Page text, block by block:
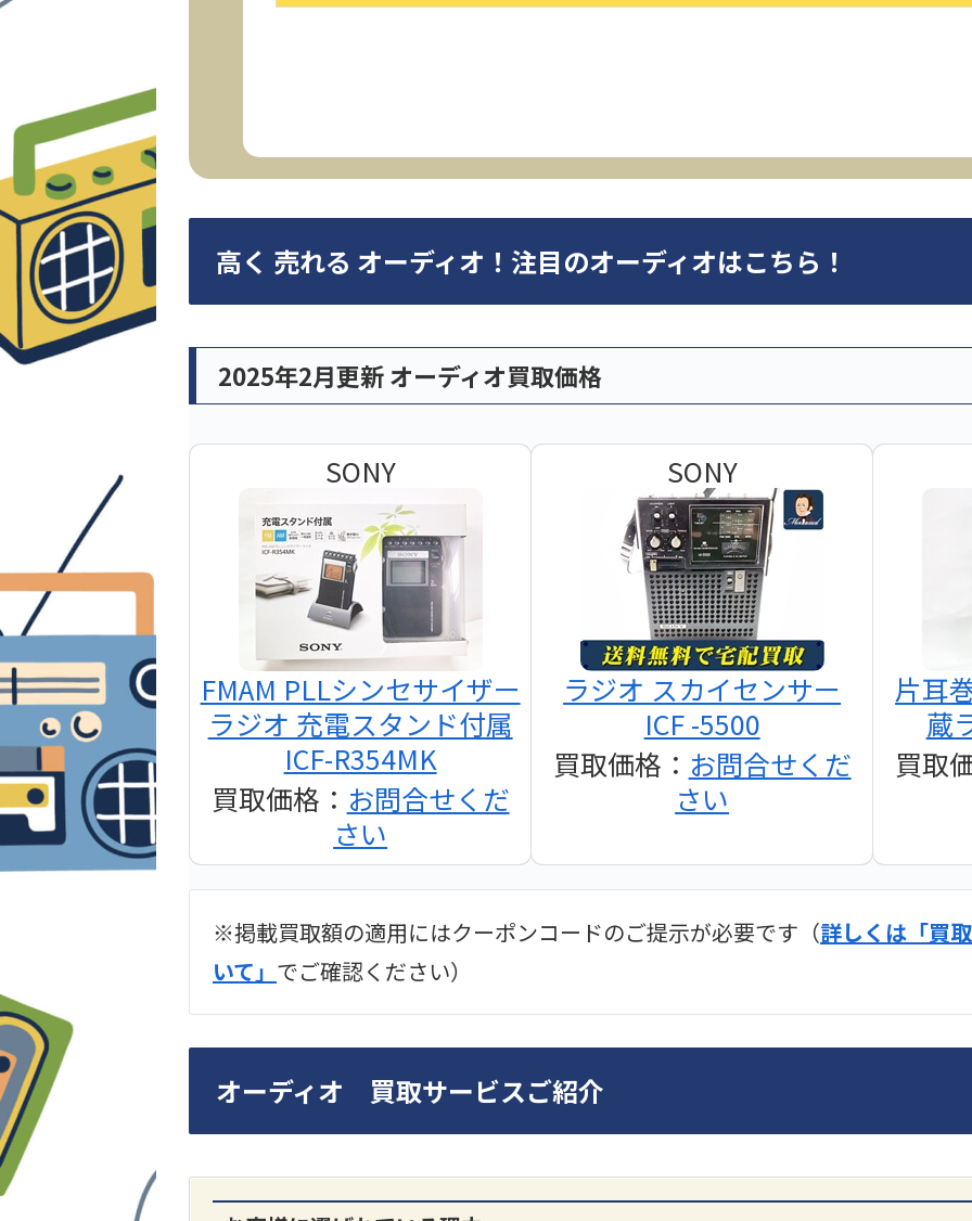
高く 売れる オーディオ！注目のオーディオはこちら！
2025年2月更新 オーディオ買取価格
SONY
FMAM PLLシンセサイザー
ラジオ 充電スタンド付属
ICF-R354MK
買取価格： お問合せくだ
さい
SONY
ラジオ スカイセンサー
ICF -5500
買取価格： お問合せくだ
さい
片耳
蔵
買取
2024年12月更新 オーディオ買取価格
LUXKIT SONY
※掲載買取額の適用にはクーポンコードのご提示が必要です（詳しくは「買
いて」 でご確認ください）
オーディオ 買取サービスご紹介